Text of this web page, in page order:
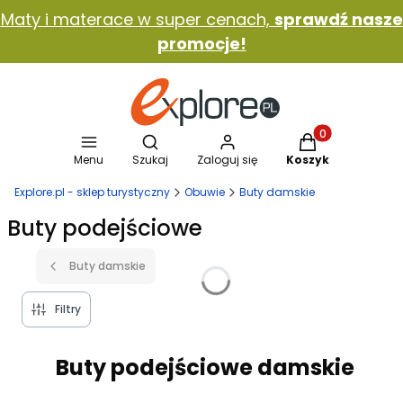
Maty i materace w super cenach, sprawdź nasze
promocje!
Menu
Otwórz wyszukiwarkę
Szukaj Zaloguj się
Produkty w
Koszyk
Explore.pl - sklep turystyczny Obuwie Buty damskie
Buty podejściowe
Buty damskie
Filtry
Buty podejściowe damskie